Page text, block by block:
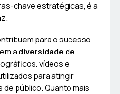
chave estratégicas, é a
para o sucesso
a diversidade de
vídeos e
para atingir
público. Quanto mais